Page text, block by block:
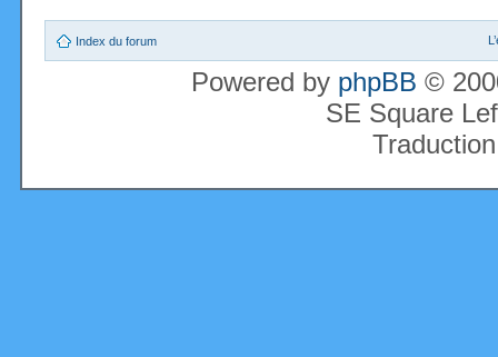
Index du forum
Powered by phpBB ©
SE Square